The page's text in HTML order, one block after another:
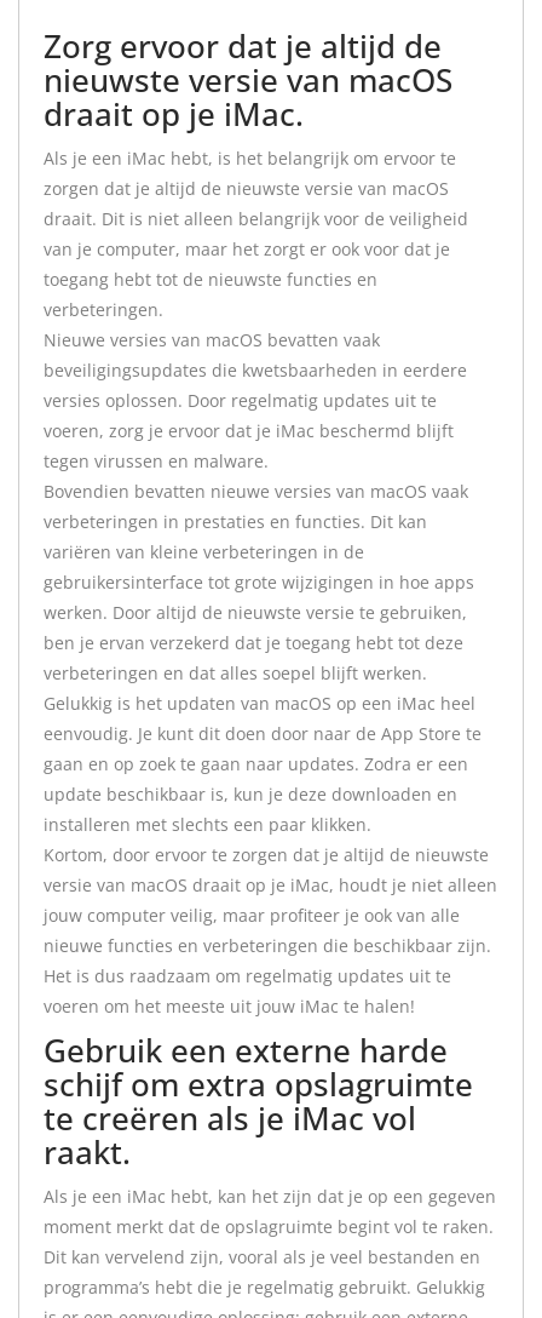
Zorg ervoor dat je altijd de
nieuwste versie van macOS
draait op je iMac.
Als je een iMac hebt, is het belangrijk om ervoor te
zorgen dat je altijd de nieuwste versie van macOS
draait. Dit is niet alleen belangrijk voor de veiligheid
van je computer, maar het zorgt er ook voor dat je
toegang hebt tot de nieuwste functies en
verbeteringen.
Nieuwe versies van macOS bevatten vaak
beveiligingsupdates die kwetsbaarheden in eerdere
versies oplossen. Door regelmatig updates uit te
voeren, zorg je ervoor dat je iMac beschermd blijft
tegen virussen en malware.
Bovendien bevatten nieuwe versies van macOS vaak
verbeteringen in prestaties en functies. Dit kan
variëren van kleine verbeteringen in de
gebruikersinterface tot grote wijzigingen in hoe apps
werken. Door altijd de nieuwste versie te gebruiken,
ben je ervan verzekerd dat je toegang hebt tot deze
verbeteringen en dat alles soepel blijft werken.
Gelukkig is het updaten van macOS op een iMac heel
eenvoudig. Je kunt dit doen door naar de App Store te
gaan en op zoek te gaan naar updates. Zodra er een
update beschikbaar is, kun je deze downloaden en
installeren met slechts een paar klikken.
Kortom, door ervoor te zorgen dat je altijd de nieuwste
versie van macOS draait op je iMac, houdt je niet alleen
jouw computer veilig, maar profiteer je ook van alle
nieuwe functies en verbeteringen die beschikbaar zijn.
Het is dus raadzaam om regelmatig updates uit te
voeren om het meeste uit jouw iMac te halen!
Gebruik een externe harde
schijf om extra opslagruimte
te creëren als je iMac vol
raakt.
Als je een iMac hebt, kan het zijn dat je op een gegeven
moment merkt dat de opslagruimte begint vol te raken.
Dit kan vervelend zijn, vooral als je veel bestanden en
programma’s hebt die je regelmatig gebruikt. Gelukkig